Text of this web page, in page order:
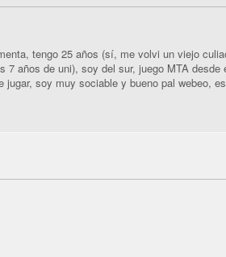
tengo 25 años (sí, me volvi un viejo
años de uni), soy del sur, juego MTA desde
soy muy sociable y bueno pal webeo,